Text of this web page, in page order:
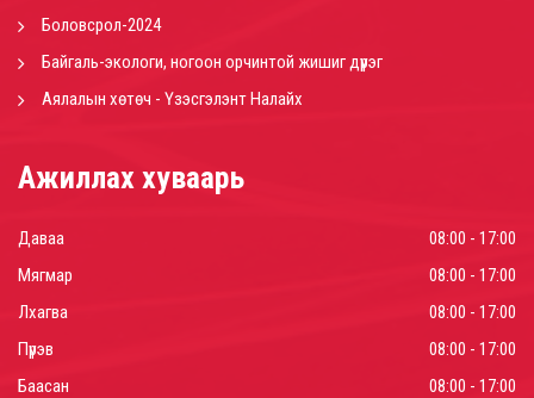
Боловсрол-2024
Байгаль-экологи, ногоон орчинтой жишиг дүүрэг
Аялалын хөтөч - Үзэсгэлэнт Налайх
Ажиллах хуваарь
Даваа
08:00 - 17:00
Мягмар
08:00 - 17:00
Лхагва
08:00 - 17:00
Пүрэв
08:00 - 17:00
Баасан
08:00 - 17:00